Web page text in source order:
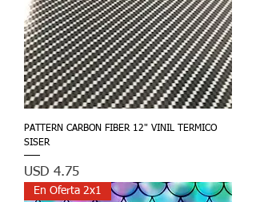
PATTERN CARBON FIBER 12" VINIL TERMICO
SISER
Precio
USD 4.75
En Oferta 2x1